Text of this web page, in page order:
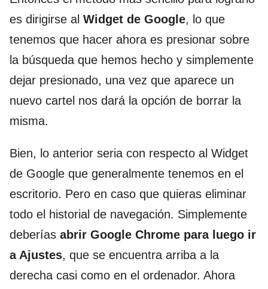
es dirigirse al Widget de Google, lo que
tenemos que hacer ahora es presionar sobre
la búsqueda que hemos hecho y simplemente
dejar presionado, una vez que aparece un
nuevo cartel nos dará la opción de borrar la
misma.
Bien, lo anterior seria con respecto al Widget
de Google que generalmente tenemos en el
escritorio. Pero en caso que quieras eliminar
todo el historial de navegación. Simplemente
deberías abrir Google Chrome para luego ir
a Ajustes, que se encuentra arriba a la
derecha casi como en el ordenador. Ahora